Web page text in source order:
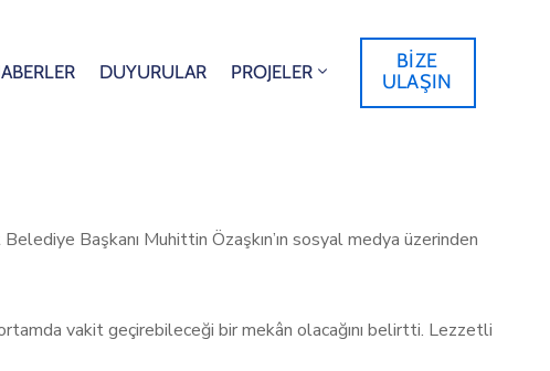
DUYURULAR PROJELER
BİZE
ULAŞIN
Başkanı Muhittin Özaşkın’ın sosyal medya üzerinden
vakit geçirebileceği bir mekân olacağını belirtti. Lezzetli